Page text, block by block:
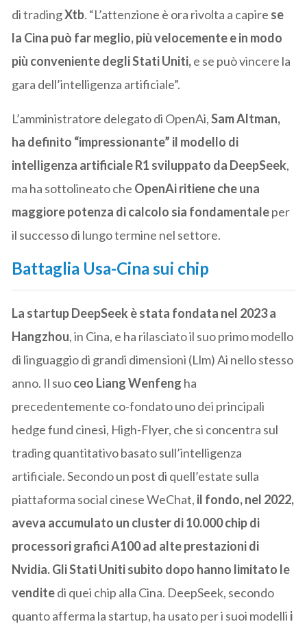
di tradingXtb. “L’attenzione è ora rivolta a capire se
la Cina può far meglio, più velocemente e in modo
più conveniente degli Stati Uniti,e se può vincere la
gara dell’intelligenza artificiale”.
L’amministratore delegato di OpenAi,Sam Altman,
ha definito “impressionante” il modello di
intelligenza artificiale R1 sviluppato da DeepSeek,
ma ha sottolineato che OpenAi ritiene che una
maggiore potenza di calcolo sia fondamentaleper
il successo di lungo termine nel settore.
Battaglia Usa-Cina sui chip
La startup DeepSeek è stata fondata nel 2023 a
Hangzhou, in Cina, e ha rilasciato il suo primo modello
di linguaggio di grandi dimensioni (Llm) Ai nello stesso
anno. Il suoceo Liang Wenfeng ha
precedentemente co-fondato uno dei principali
hedge fund cinesi, High-Flyer, che si concentra sul
trading quantitativo basato sull’intelligenza
artificiale. Secondo un post di quell’estate sulla
piattaforma social cinese WeChat, il fondo, nel 2022,
aveva accumulato un cluster di 10.000 chip di
processori grafici A100 ad alte prestazioni di
Nvidia. Gli Stati Uniti subito dopo hanno limitato le
venditedi quei chip alla Cina. DeepSeek, secondo
quanto afferma la startup, ha usato per i suoi modelli i